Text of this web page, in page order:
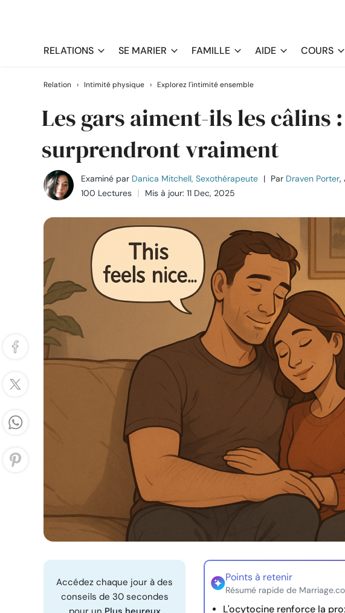
RELATIONS SE MARIER FAMILLE AIDE COURS
Relation › Intimité physique › Explorez l'intimité ensemble
Les gars aiment-ils les câlins
surprendront vraiment
Examiné par Danica Mitchell, Sexothérapeute | Par Draven Porter,
100 Lectures
Mis à jour: 11 Dec, 2025
Accédez chaque jour à des
conseils de 30 secondes
Points à retenir
Résumé rapide de
L'ocytocine renforce la